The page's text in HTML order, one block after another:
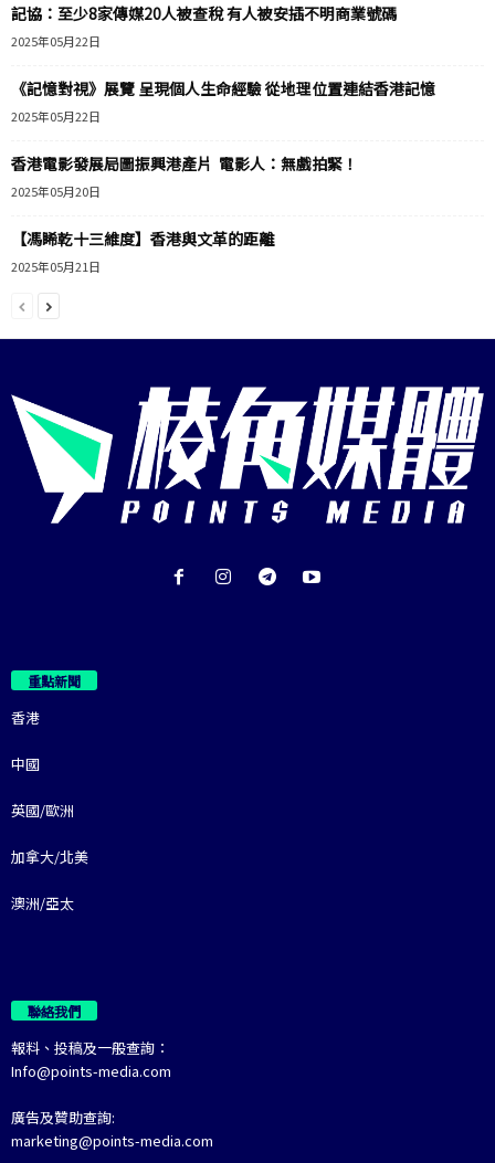
記協：至少8家傳媒20人被查稅 有人被安插不明商業號碼
2025年05月22日
《記憶對視》展覽 呈現個人生命經驗 從地理位置連結香港記憶
2025年05月22日
香港電影發展局圖振興港產片 電影人：無戲拍緊！
2025年05月20日
【馮睎乾十三維度】香港與文革的距離
2025年05月21日
重點新聞
香港
中國
英國/歐洲
加拿大/北美
澳洲/亞太
聯絡我們
報料、投稿及一般查詢：
Info@points-media.com
廣告及贊助查詢:
marketing@points-media.com